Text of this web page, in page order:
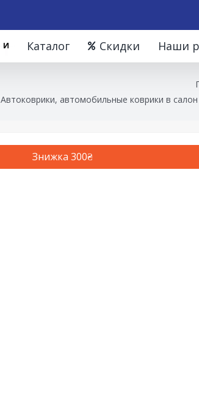
Каталог Скидки Наши
Автоковрики, автомобильные коврики в
Знижка 300₴